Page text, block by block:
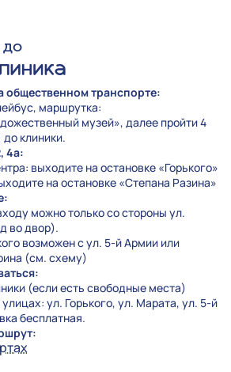
до
общественном транспорте:
маршрутка:
музей», далее пройти 4
клиники.
4а:
выходите на остановке «Горького»
на остановке «Степана Разина»
можно только со стороны ул.
во двор).
возможен с ул. 5-й Армии или
(см. схему)
(если есть свободные места)
ул. Горького, ул. Марата, ул. 5-й
бесплатная.